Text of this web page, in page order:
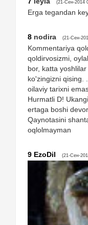
(21-Сен-2014
Erga tegandan
8 nodira (21-Сен-
Kommentariya
qoldirvosizmi,
bor, katta
ko'zingizni qising.
oilaviy tarixni
Hurmatli D!
ertaga boshi
Qaynotasini
oqlolmayman
9 EzoDil (21-Сен-